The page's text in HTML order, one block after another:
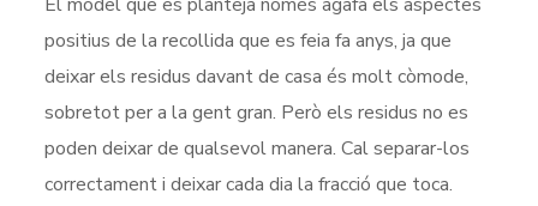
positius de la recollida que es feia fa anys, ja que
deixar els residus davant de casa és molt còmode,
sobretot per a la gent gran. Però els residus no es
poden deixar de qualsevol manera. Cal separar-los
correctament i deixar cada dia la fracció que toca.